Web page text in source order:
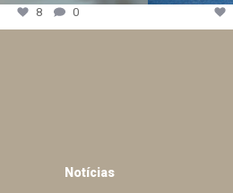
8 0
Notícias